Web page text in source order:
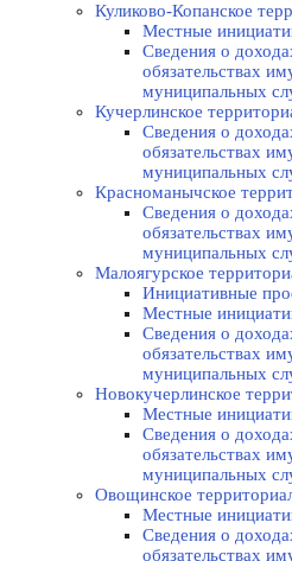
Куликово-Копанское
Местные
Сведения о
обязательствах
муниципальных
Кучерлинское
Сведения о
обязательствах
муниципальных
Красноманычское
Сведения о
обязательствах
муниципальных
Малоягурское
Инициативные
Местные
Сведения о
обязательствах
муниципальных
Новокучерлинское
Местные
Сведения о
обязательствах
муниципальных
Овощинское
Местные
Сведения о
обязательствах